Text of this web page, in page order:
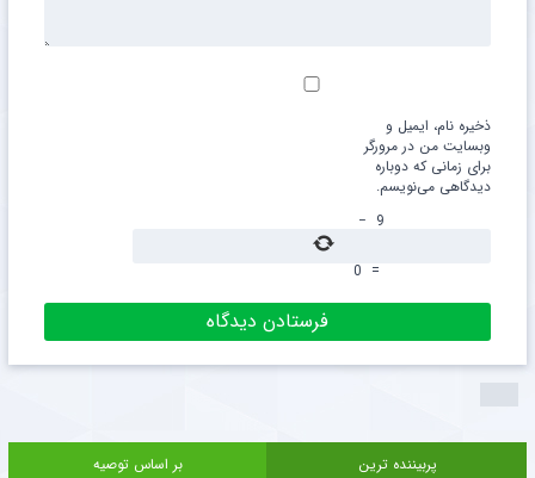
ذخیره نام، ایمیل و
وبسایت من در مرورگر
برای زمانی که دوباره
دیدگاهی می‌نویسم.
9
−
=
0
پربیننده ترین
بر اساس توصیه